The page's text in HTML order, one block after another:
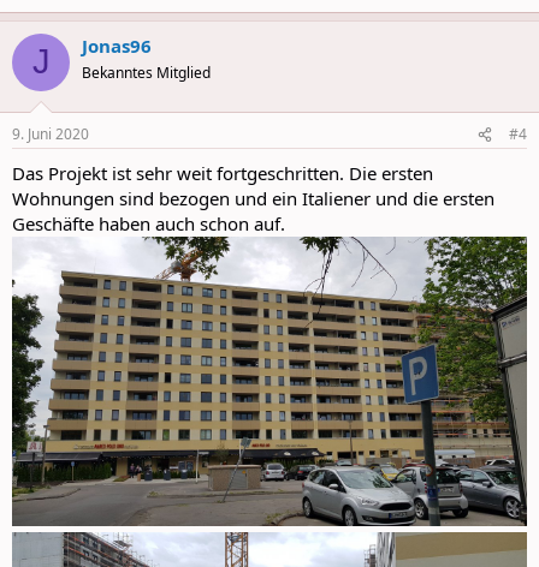
J Jonas96
Bekanntes Mitglied
9. Juni 2020 #4
Das Projekt ist sehr weit fortgeschritten. Die ersten
Wohnungen sind bezogen und ein Italiener und die ersten
Geschäfte haben auch schon auf.